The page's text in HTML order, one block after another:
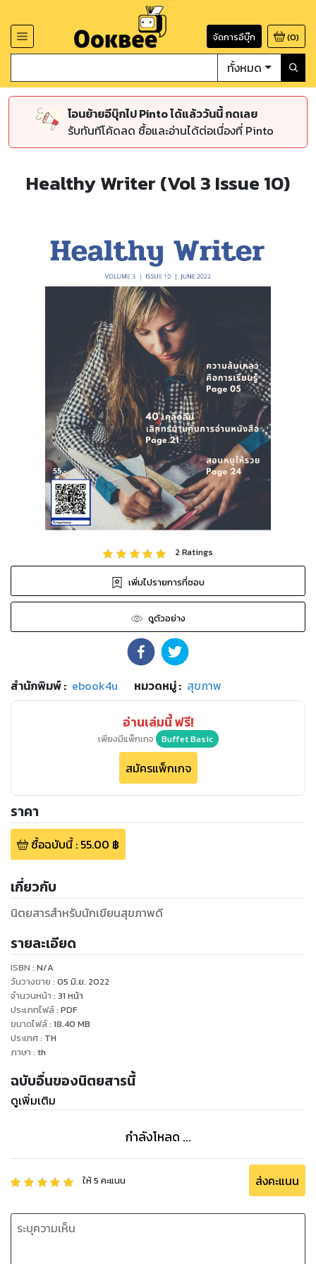
จัดการอีบุ๊ก (0)
ทั้งหมด
โอนย้ายอีบุ๊กไป Pinto ได้แล้ววันนี้ กดเลย
รับทันทีโค้ดลด ซื้อและอ่านได้ต่อเนื่องที่ Pinto
Healthy Writer (Vol 3 Issue 10)
2Ratings
เพิ่มไปรายการที่ชอบ
ดูตัวอย่าง
สำนักพิมพ์: ebook4u หมวดหมู่: สุขภาพ
อ่านเล่มนี้ ฟรี!
เพียงมีแพ็กเกจ Buffet Basic
สมัครแพ็กเกจ
ราคา
ซื้อฉบับนี้: 55.00 ฿
เกี่ยวกับ
นิตยสารสำหรับนักเขียนสุขภาพดี
รายละเอียด
ISBN : N/A
วันวางขาย : 05 มิ.ย. 2022
จำนวนหน้า : 31 หน้า
ประเภทไฟล์: PDF
ขนาดไฟล์: 18.40 MB
ประเทศ: TH
ภาษา : th
ฉบับอื่นของนิตยสารนี้
ดูเพิ่มเติม
กำลังโหลด ...
ให้5 คะแนน ส่งคะแนน